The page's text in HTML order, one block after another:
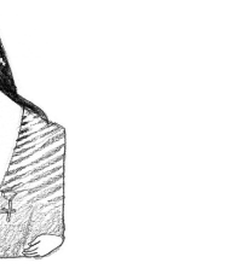
de tumor de tiroides:
de pancreatitis: dolor
en la vesícula:
Problemas renales:
retrasa la digestión y
si toma: